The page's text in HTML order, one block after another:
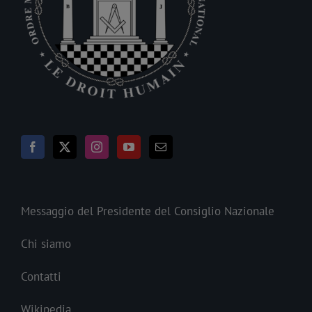
Messaggio del Presidente del Consiglio Nazionale
Chi siamo
Contatti